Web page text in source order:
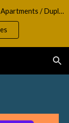
Skip to navigation
1, 2, 3, 4 & 5 BHK Flats / Homes / Residences / Apartments / Duplex / RowHouse / Bungalow, Shops, Showrooms & Retail Spaces Office / Commercial Spaces